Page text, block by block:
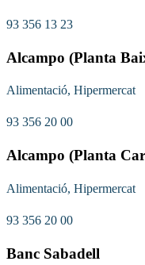
93 356 13 23
Alcampo (Planta
Alimentació, Hipermercat
93 356 20 00
Alcampo (Planta
Alimentació, Hipermercat
93 356 20 00
Banc Sabadell